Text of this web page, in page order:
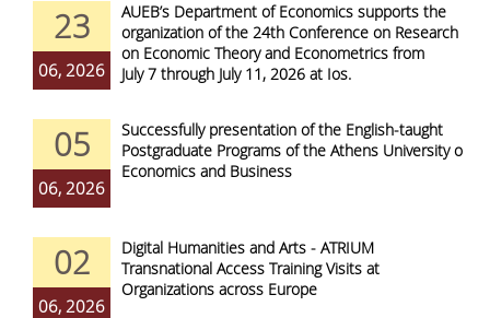
23
06, 2026
AUEB’s Department of Economics supports the
organization of the 24th Conference on Research
on Economic Theory and Econometrics from
July 7 through July 11, 2026 at Ios.
05
06, 2026
Successfully presentation of the English-taught
Postgraduate Programs of the Athens University of
Economics and Business
02
06, 2026
Digital Humanities and Arts - ATRIUM
Transnational Access Training Visits at
Organizations across Europe